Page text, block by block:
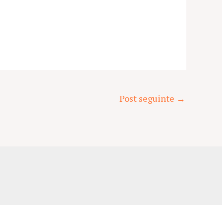
Post seguinte →